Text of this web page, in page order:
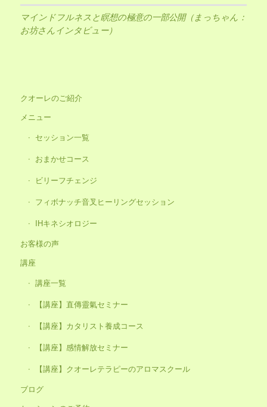
マインドフルネスと瞑想の極意の一部公開（まっちゃん：
お坊さんインタビュー）
クオーレのご紹介
メニュー
セッション一覧
おまかせコース
ビリーフチェンジ
フィボナッチ音叉ヒーリングセッション
IHキネシオロジー
お客様の声
講座
講座一覧
【講座】直傳靈氣セミナー
【講座】カタリスト養成コース
【講座】感情解放セミナー
【講座】クオーレテラピーのアロマスクール
ブログ